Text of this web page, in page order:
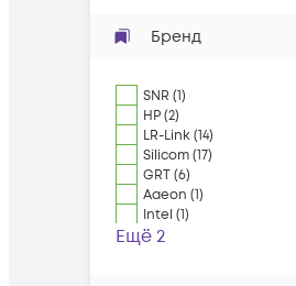
Бренд
SNR (1)
HP(2)
LR-Link(14)
Silicom(17)
GRT(6)
Aaeon (1)
Intel (1)
Ещё 2